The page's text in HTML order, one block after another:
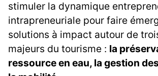
stimuler la dynamique
intrapreneuriale pour faire
solutions à impact autour de
majeurs du tourisme : la
ressource en eau, la gestion